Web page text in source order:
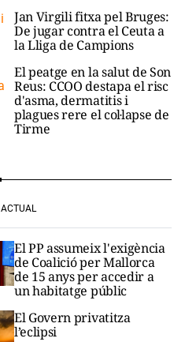
Jan Virgili fitxa pel Bruges:
De jugar contra el Ceuta a
la Lliga de Campions
El peatge en la salut de Son
Reus: CCOO destapa el risc
d'asma, dermatitis i
plagues rere el col·lapse de
Tirme
ACTUAL
El PP assumeix l'exigència
de Coalició per Mallorca
de 15 anys per accedir a
un habitatge públic
El Govern privatitza
l’eclipsi